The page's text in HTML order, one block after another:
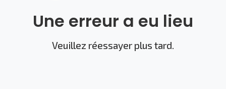
Une erreur a eu lieu
Veuillez réessayer plus tard.